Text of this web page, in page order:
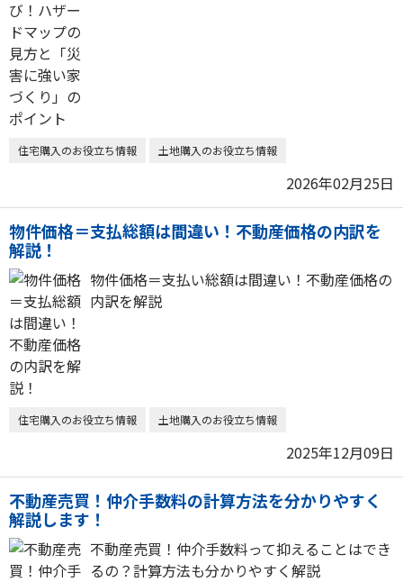
住宅購入のお役立ち情報 土地購入のお役立ち情報
2026年02月25日
物件価格＝支払総額は間違い！不動産価格の内訳を
解説！
物件価格＝支払い総額は間違い！不動産価格の
内訳を解説
住宅購入のお役立ち情報 土地購入のお役立ち情報
2025年12月09日
不動産売買！仲介手数料の計算方法を分かりやすく
解説します！
不動産売買！仲介手数料って抑えることはでき
るの？計算方法も分かりやすく解説